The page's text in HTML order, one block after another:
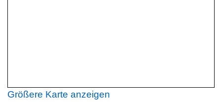
Größere Karte anzeigen